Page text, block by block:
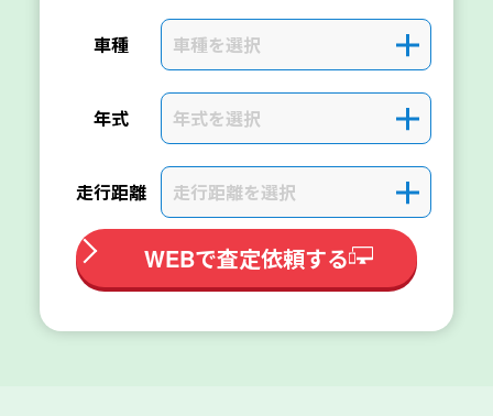
車種 車種を選択 ＋
年式 年式を選択 ＋
走行距離 走行距離を選択 ＋
WEBで査定依頼する